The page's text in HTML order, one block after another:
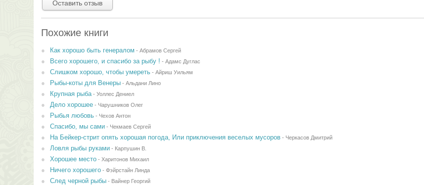
Оставить отзыв
Похожие книги
Как хорошо быть генералом - Абрамов Сергей
Всего хорошего, и спасибо за рыбу ! - Адамс Дуглас
Слишком хорошо, чтобы умереть- Айриш Уильям
Рыбы-коты для Венеры- Альдани Лино
Крупная рыба- Уоллес Дениел
Дело хорошее- Чарушников Олег
Рыбья любовь- Чехов Антон
Спасибо, мы сами- Чекмаев Сергей
На Бейкер-стрит опять хорошая погода, Или приключения веселых мусоров- Черкасов Дмитрий
Ловля рыбы руками- Карпушин В.
Хорошее место- Харитонов Михаил
Ничего хорошего- Фэйрстайн Линда
След черной рыбы- Вайнер Георгий